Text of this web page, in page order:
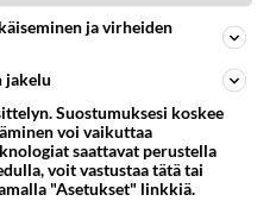
835
ja virheiden
jakelu
Suostumuksesi koskee
voi vaikuttaa
saattavat perustella
voit vastustaa tätä tai
"Asetukset" linkkiä.